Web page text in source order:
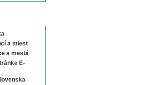
a miest
a mestá
E-